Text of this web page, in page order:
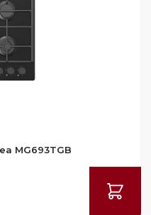
MG693TGB